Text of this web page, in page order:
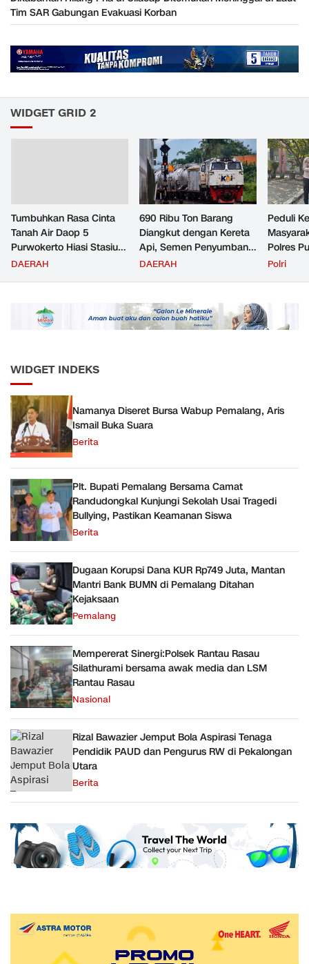
Tim SAR Gabungan Evakuasi Korban
WIDGET GRID 2
Tumbuhkan Rasa Cinta
Tanah Air Daop 5
Purwokerto Hiasi Stasiun
dengan Ornamen
DAERAH
690 Ribu Ton Barang
Diangkut dengan Kereta
Api, Semen Penyumbang
Volume Terbesar
Semester 1 Tahun 2026
DAERAH
Peduli
Polres
Jemput
Polri
WIDGET INDEKS
Namanya Diseret Bursa Wabup Pemalang, Aris
Ismail Buka Suara
Berita
Plt. Bupati Pemalang Bersama Camat
Randudongkal Kunjungi Sekolah Usai Tragedi
Bullying, Pastikan Keamanan Siswa
Berita
Dugaan Korupsi Dana KUR Rp749 Juta, Mantan
Mantri Bank BUMN di Pemalang Ditahan
Kejaksaan
Pemalang
Mempererat Sinergi:Polsek Rantau Rasau
Silathurami bersama awak media dan LSM
Rantau Rasau
Nasional
Rizal Bawazier Jemput Bola Aspirasi Tenaga
Pendidik PAUD dan Pengurus RW di Pekalongan
Utara
Berita